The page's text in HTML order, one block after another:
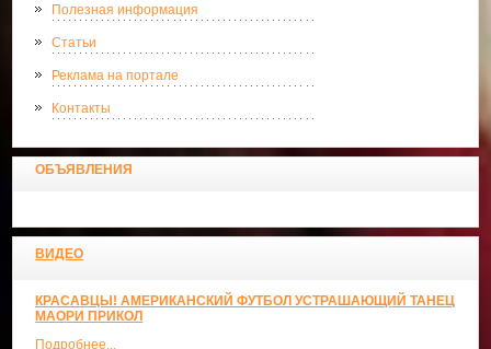
Полезная информация
Статьи
Реклама на портале
Контакты
ОБЪЯВЛЕНИЯ
ВИДЕО
КРАСАВЦЫ! АМЕРИКАНСКИЙ ФУТБОЛ УСТРАШАЮЩИЙ ТАНЕЦ
МАОРИ ПРИКОЛ
Подробнее...